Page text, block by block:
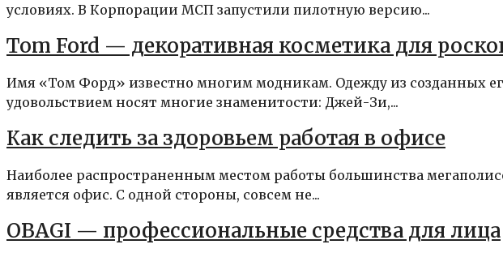
условиях. В Корпорации МСП запустили пилотную версию...
Tom Ford — декоративная косметика для
Имя «Том Форд» известно многим модникам. Одежду из созданных
удовольствием носят многие знаменитости: Джей-Зи,...
Как следить за здоровьем работая в офисе
Наиболее распространенным местом работы большинства
является офис. С одной стороны, совсем не...
OBAGI — профессиональные средства для лица